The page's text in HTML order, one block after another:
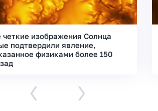
изображения Солнца
подтвердили явление,
физиками более 150
‹ ›